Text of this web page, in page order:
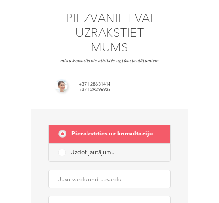
PIEZVANIET VAI
UZRAKSTIET
MUMS
mūsu konsultants atbildēs uz jūsu jautājumiem
+371 28631414
+371 29296925
Pierakstīties uz konsultāciju
Uzdot jautājumu